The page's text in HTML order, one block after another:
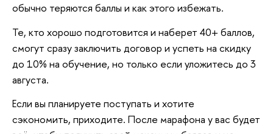
обычно теряются баллы и как этого избежать.
Те, кто хорошо подготовится и наберет 40+ баллов,
смогут сразу заключить договор и успеть на скидку
до 10% на обучение, но только если уложитесь до 3
августа.
Если вы планируете поступать и хотите
сэкономить, приходите. После марафона у вас будет